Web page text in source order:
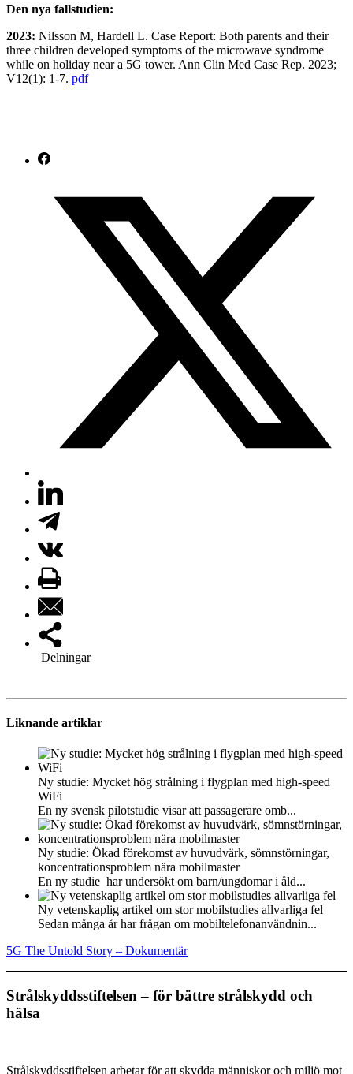
Den nya fallstudien:
2023: Nilsson M, Hardell L. Case Report: Both parents and their
three children developed symptoms of the microwave syndrome
while on holiday near a 5G tower. Ann Clin Med Case Rep. 2023;
V12(1): 1-7. pdf
Delningar
Liknande artiklar
Ny studie: Mycket hög strålning i flygplan med high-speed
WiFi
En ny svensk pilotstudie visar att passagerare omb...
Ny studie: Ökad förekomst av huvudvärk, sömnstörningar,
koncentrationsproblem nära mobilmaster
En ny studie har undersökt om barn/ungdomar i åld...
Ny vetenskaplig artikel om stor mobilstudies allvarliga fel
Sedan många år har frågan om mobiltelefonanvändnin...
5G The Untold Story – Dokumentär
Strålskyddsstiftelsen – för bättre strålskydd och
hälsa
Strålskyddsstiftelsen arbetar för att skydda människor och miljö mot